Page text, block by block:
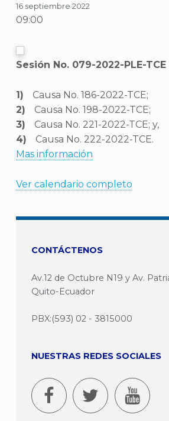
16 septiembre 2022
09:00
Sesión No. 079-2022-PLE-TCE
Causa No. 186-2022-TCE;
Causa No. 198-2022-TCE;
Causa No. 221-2022-TCE; y,
Causa No. 222-2022-TCE.
Mas información
Ver calendario completo
CONTÁCTENOS
Av.12 de Octubre N19 y Av.
Quito-Ecuador
PBX:(593) 02 - 3815000
NUESTRAS REDES SOCIALES